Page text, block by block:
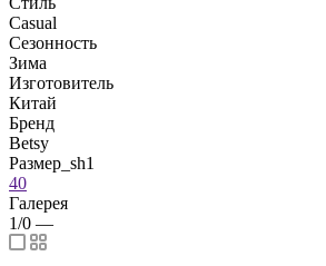
Casual
Сезонность
Зима
Изготовитель
Китай
Бренд
Betsy
Размер_sh1
40
Галерея
1/0 —